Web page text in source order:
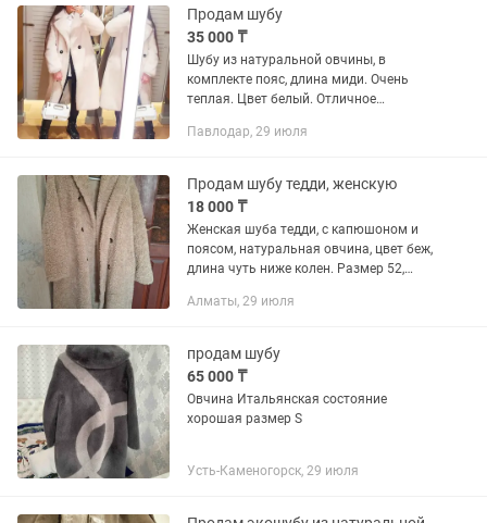
Продам шубу
35 000 ₸
Шубу из натуральной овчины, в
комплекте пояс, длина миди. Очень
теплая. Цвет белый. Отличное
Павлодар, 29 июля
Продам шубу тедди, женскую
18 000 ₸
Женская шуба тедди, с капюшоном и
поясом, натуральная овчина, цвет беж,
длина чуть ниже колен. Размер 52,
Алматы, 29 июля
продам шубу
65 000 ₸
Овчина Итальянская состояние
хорошая размер S
Усть-Каменогорск, 29 июля